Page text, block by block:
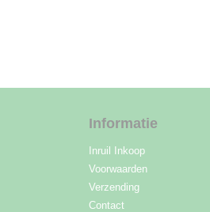
Informatie
Inruil Inkoop
Voorwaarden
Verzending
Contact